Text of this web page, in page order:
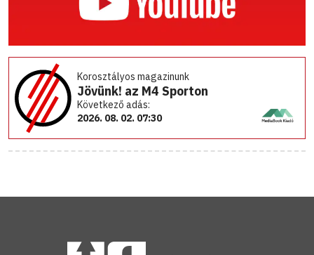
Korosztályos magazinunk
Jövünk! az M4 Sporton
Következő adás:
2026. 08. 02. 07:30